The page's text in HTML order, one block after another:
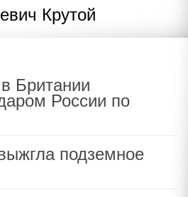
Крутой
Британии
России по
подземное